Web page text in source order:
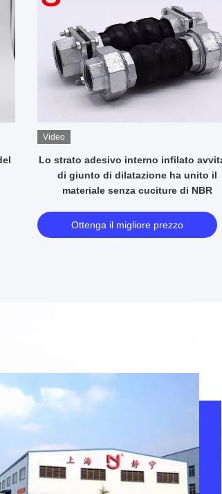
di
Video
I soffietti di gomma vulcanizzati di
espansione, dilatazione di gomma dei
soffietti giunto 120mm
Ottenga il migliore prezzo